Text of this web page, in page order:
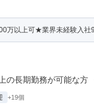
万以上可★業界未経験入
長期勤務が可能な方
+19個